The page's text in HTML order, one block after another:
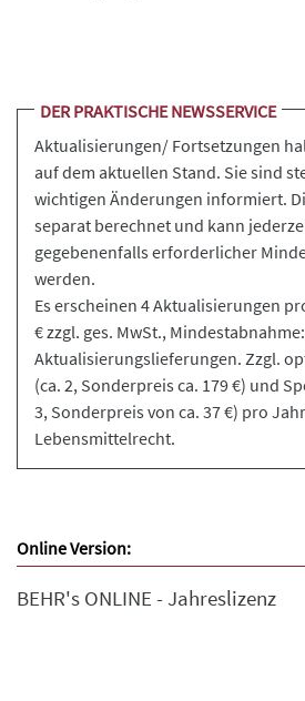
DER PRAKTISCHE NEWSSERVICE
Aktualisierungen/ Fortsetzungen
auf dem aktuellen Stand. Sie sind
wichtigen Änderungen informiert.
separat berechnet und kann
gegebenenfalls erforderlicher
werden.
Es erscheinen 4 Aktualisierungen
€ zzgl. ges. MwSt.,
Aktualisierungslieferungen. Zzgl.
(ca. 2, Sonderpreis ca. 179 €) und
3, Sonderpreis von ca. 37 €) pro
Lebensmittelrecht.
Online Version:
BEHR's ONLINE - Jahreslizenz